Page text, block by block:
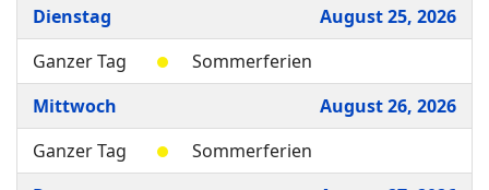
Dienstag
August 25, 2026
Ganzer Tag
Sommerferien
Mittwoch
August 26, 2026
Ganzer Tag
Sommerferien